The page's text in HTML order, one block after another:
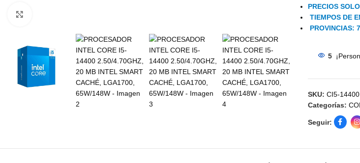
PRECIOS
TIEMPOS DE
PROVINCIAS:
5
SKU: CI5-14400
Categorías:
Seguir: